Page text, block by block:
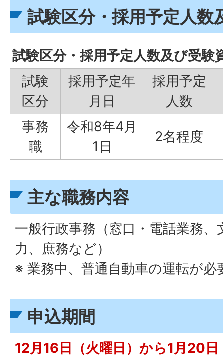
試験区分・採用予定人数
試験区分・採用予定人数及び受験
試験
区分
採用予定年
月日
採用予定
人数
事務
職
令和8年4月
1日
2名程度
主な職務内容
一般行政事務（窓口・電話業務
力、庶務など）
※ 業務中、普通自動車の運転が
申込期間
12月16日（火曜日）から1月20